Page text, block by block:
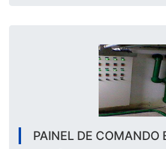
PAINEL DE COMANDO